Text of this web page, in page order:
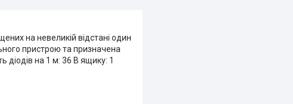
на невеликій відстані один
пристрою та призначена
діодів на 1 м: 36 В ящику: 1